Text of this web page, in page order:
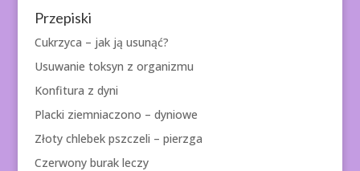
Przepiski
Cukrzyca – jak ją usunąć?
Usuwanie toksyn z organizmu
Konfitura z dyni
Placki ziemniaczono – dyniowe
Złoty chlebek pszczeli – pierzga
Czerwony burak leczy